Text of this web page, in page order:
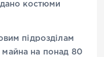
костюми
підрозділам
на понад 80